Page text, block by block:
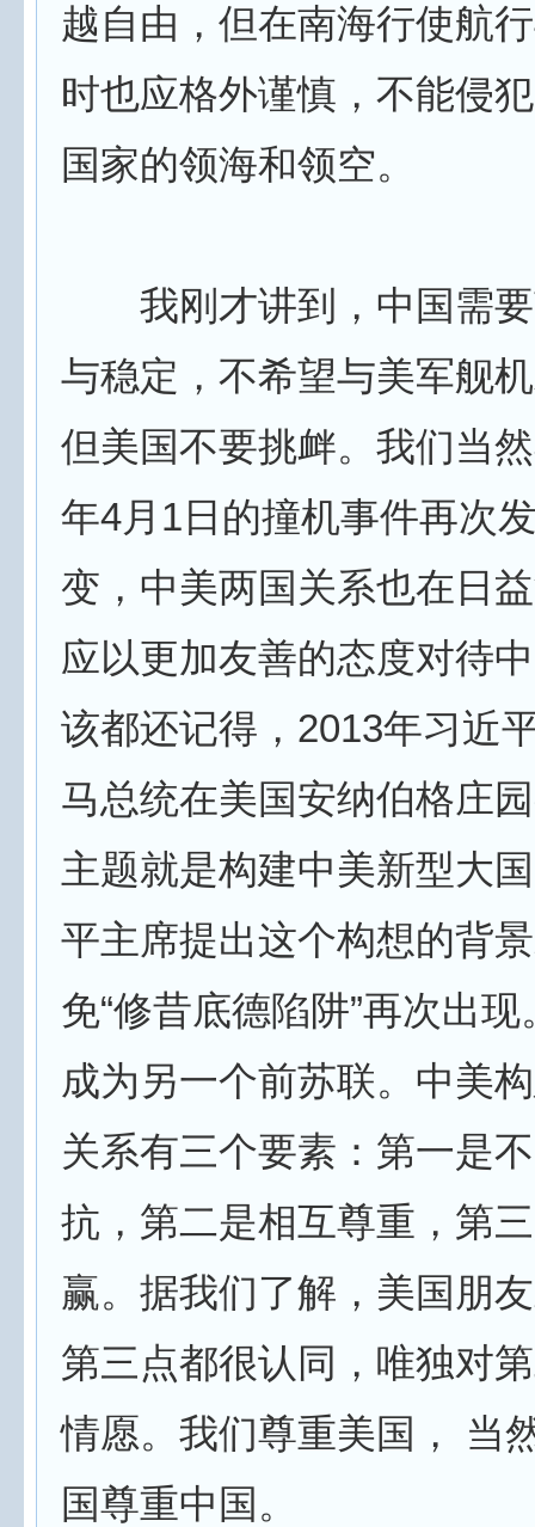
越自由，但在南海行使航
时也应格外谨慎，不能侵
国家的领海和领空。
我刚才讲到，中国需要
与稳定，不希望与美军舰
但美国不要挑衅。我们当
年4月1日的撞机事件再次
变，中美两国关系也在日
应以更加友善的态度对待
该都还记得，2013年习近
马总统在美国安纳伯格庄
主题就是构建中美新型大
平主席提出这个构想的背
免“修昔底德陷阱”再次出
成为另一个前苏联。中美
关系有三个要素：第一是
抗，第二是相互尊重，第
赢。据我们了解，美国朋
第三点都很认同，唯独对
情愿。我们尊重美国， 当
国尊重中国。